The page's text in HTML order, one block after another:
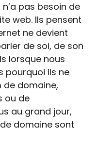
pas besoin de
web. Ils pensent
ne devient
de soi, de son
lorsque nous
pourquoi ils ne
de domaine,
ou de
au grand jour,
domaine sont